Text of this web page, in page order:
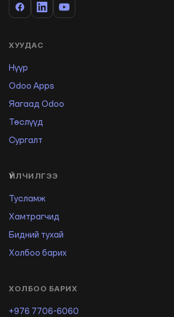
ХУУДАС
Нүүр
Odoo Apps
Яагаад Odoo
Төслүүд
Сургалт
ҮЙЛЧИЛГЭЭ
Тусламж
Хамтрагчид
Бидний тухай
Холбоо барих
ХОЛБОО БАРИХ
+976 7706-6060